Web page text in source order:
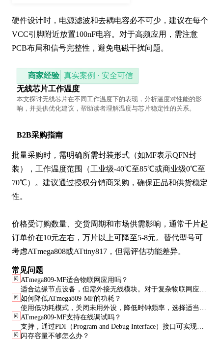
硬件设计时，电源滤波和去耦电容必不可少，建议在每个
VCC引脚附近放置100nF电容。对于高频应用，需注意
PCB布局和信号完整性，避免电磁干扰问题。
商家经验 真实案例 · 安全可信
无线芯片工作温度
本文探讨无线芯片在不同工作温度下的表现，分析温度对性能的影
响，并提供优化建议，帮助读者理解温度与芯片稳定性的关系。
B2B采购指南
批量采购时，需明确所需封装形式（如MF表示QFN封
装），工作温度范围（工业级-40℃至85℃或商业级0℃至
70℃）。建议通过授权分销商采购，确保正品和供货稳定
性。
价格受订购数量、交货周期和市场供需影响，通常千片起
订单价在10元左右，万片以上可降至5-8元。替代型号可
考虑ATmega808或ATtiny817，但需评估功能差异。
常见问题
问 ATmega809-MF适合物联网应用吗？
适合边缘节点设备，但需外接无线模块。对于复杂物联网应
用，建议考虑32位ARM Cortex-M系列芯片。
问 如何降低ATmega809-MF的功耗？
使用低功耗模式，关闭未用外设，降低时钟频率，选择适当的
工作电压（在允许范围内尽量用低电压）。
问 ATmega809-MF支持在线调试吗？
支持，通过PDI（Program and Debug Interface）接口可实现实
时调试，需配合专用调试器如Atmel-ICE。
问 闪存容量不够怎么办？